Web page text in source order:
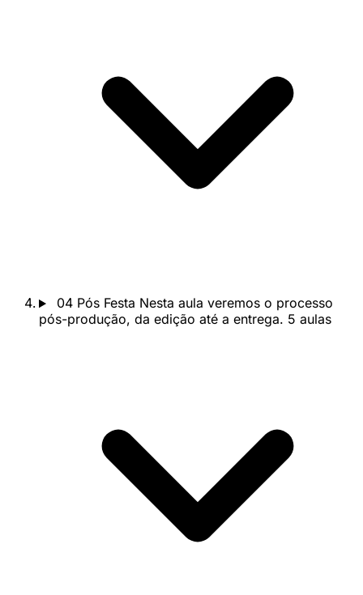
04 Pós Festa Nesta aula veremos o processo
pós-produção, da edição até a entrega. 5 aulas